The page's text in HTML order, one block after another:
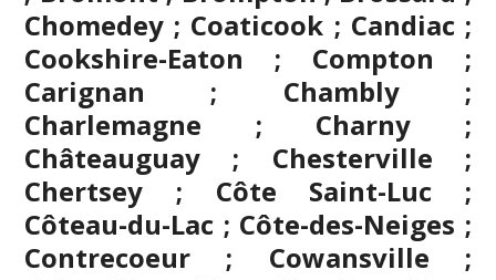
Chomedey ; Coaticook ; Candiac ;
Cookshire-Eaton ; Compton ;
Carignan ; Chambly;
Charlemagne ; Charny ;
Châteauguay ; Chesterville ;
Chertsey ; Côte Saint-Luc ;
Côteau-du-Lac ; Côte-des-Neiges ;
Contrecoeur ; Cowansville ;